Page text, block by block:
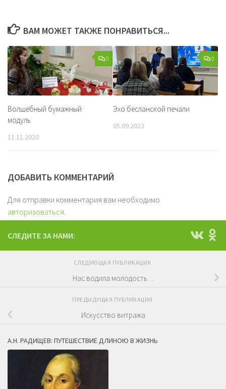
ВАМ МОЖЕТ ТАКЖЕ ПОНРАВИТЬСЯ...
0
Волшебный бумажный
модуль
11.11.2020
0
Эхо бесланской печали
05.09.2023
ДОБАВИТЬ КОММЕНТАРИЙ
Для отправки комментария вам необходимо
авторизоваться.
СЛЕДИТЕ ЗА НАМИ:
СЛЕДУЮЩАЯ ПУБЛИКАЦИЯ
Нас водила молодость…
ПРЕДЫДУЩАЯ ПУБЛИКАЦИЯ
Искусство витража
А.Н. РАДИЩЕВ: ПУТЕШЕСТВИЕ ДЛИНОЮ В ЖИЗНЬ